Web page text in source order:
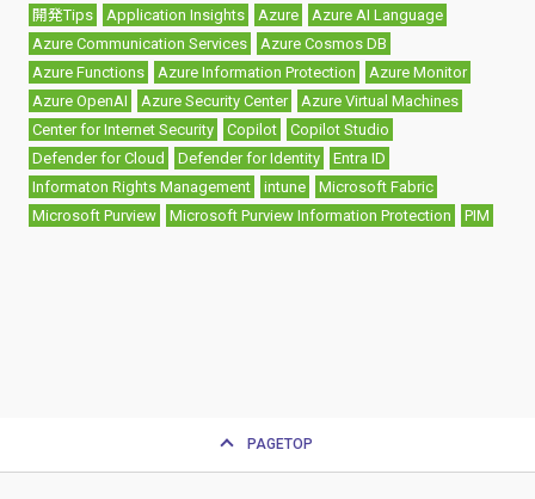
開発Tips
Application Insights Azure
Azure AI Language
Azure Communication Services
Azure Cosmos DB
Azure Functions
Azure Information Protection
Azure Monitor
Azure OpenAI
Azure Security Center
Azure Virtual Machines
Center for Internet Security
Copilot
Copilot Studio
Defender for Cloud
Defender for Identity
Entra ID
Informaton Rights Management
intune
Microsoft Fabric
Microsoft Purview
Microsoft Purview Information Protection PIM
PAGETOP